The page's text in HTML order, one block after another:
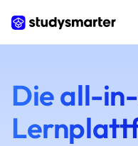
Die all-